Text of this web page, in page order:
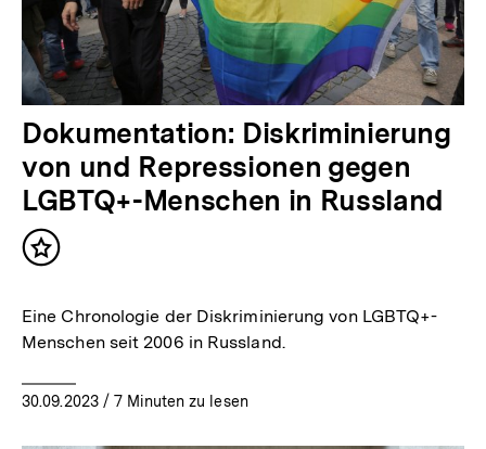
Dokumentation: Diskriminierung
von und Repressionen gegen
LGBTQ+-Menschen in Russland
Inhalt
Eine Chronologie der Diskriminierung von LGBTQ+-
Menschen seit 2006 in Russland.
30.09.2023/ 7 Minuten zu lesen